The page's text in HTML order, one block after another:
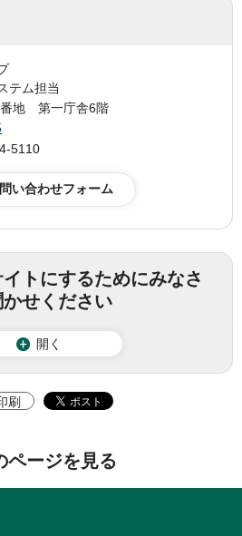
テム担当
番地 第一庁舎6階
5110
トにするためにみなさ
せください
開く
刷
ページを見る